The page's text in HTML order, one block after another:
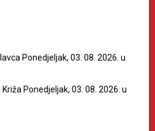
Ponedjeljak, 03. 08. 2026. u
Ponedjeljak, 03. 08. 2026. u